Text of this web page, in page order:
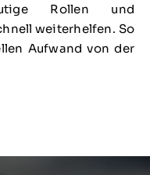
Rollen und
weiterhelfen. So
Aufwand von der